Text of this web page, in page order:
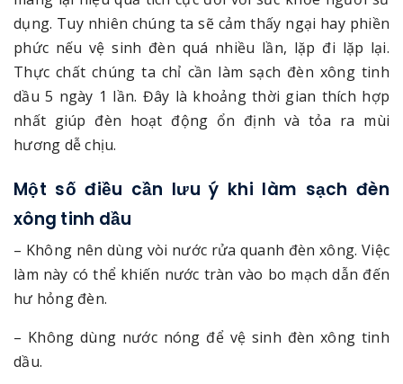
dụng. Tuy nhiên chúng ta sẽ cảm thấy ngại hay phiền
phức nếu vệ sinh đèn quá nhiều lần, lặp đi lặp lại.
Thực chất chúng ta chỉ cần làm sạch đèn xông tinh
dầu 5 ngày 1 lần. Đây là khoảng thời gian thích hợp
nhất giúp đèn hoạt động ổn định và tỏa ra mùi
hương dễ chịu.
Một số điều cần lưu ý khi làm sạch đèn
xông tinh dầu
– Không nên dùng vòi nước rửa quanh đèn xông. Việc
làm này có thể khiến nước tràn vào bo mạch dẫn đến
hư hỏng đèn.
– Không dùng nước nóng để vệ sinh đèn xông tinh
dầu.